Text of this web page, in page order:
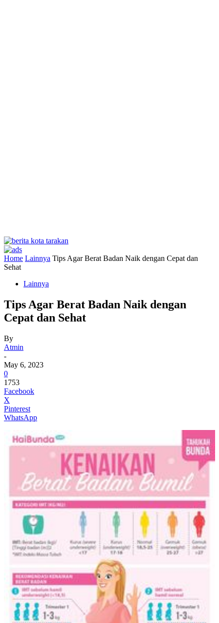
Home Lainnya Tips Agar Berat Badan Naik dengan Cepat dan
Sehat
Lainnya
Tips Agar Berat Badan Naik dengan
Cepat dan Sehat
By
Atmin
-
May 6, 2023
0
1753
Facebook
X
Pinterest
WhatsApp